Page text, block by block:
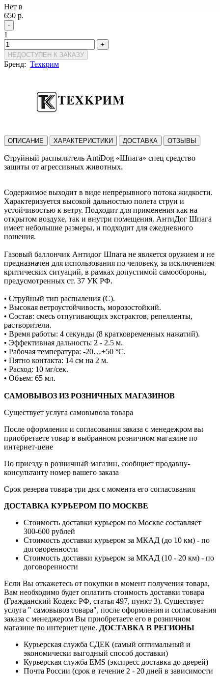
Нет в наличии
650 р.
-
1
+
НЕДОСТУПЕН К ЗАКАЗУ
Бренд: Техкрим
ОПИСАНИЕ ХАРАКТЕРИСТИКИ ДОСТАВКА ОТЗЫВЫ
Струйный распылитель AntiDog «Шпага» спец средство
защиты от агрессивных животных.
Содержимое выходит в виде непрерывного потока жидкости.
Характеризуется высокой дальностью полета струи и
устойчивостью к ветру. Подходит для применения как на
открытом воздухе, так и внутри помещения. АнтиДог Шпага
имеет небольшие размеры, и подходит для ежедневного
ношения.
Газовый баллончик Антидог Шпага не является оружием и не
предназначен для использования по человеку, за исключением
критических ситуаций, в рамках допустимой самообороны,
предусмотренных ст. 37 УК РФ.
• Струйный тип распыления (С).
• Высокая ветроустойчивость, морозостойкий.
• Состав: смесь отпугивающих экстрактов, репелленты,
растворители.
• Время работы: 4 секунды (8 кратковременных нажатий).
• Эффективная дальность: 2 - 2.5 м.
• Рабочая температура: -20…+50 °С.
• Пятно контакта: 14 см на 2 м.
• Расход: 10 мг/сек.
• Объем: 65 мл.
САМОВЫВОЗ ИЗ РОЗНИЧНЫХ МАГАЗИНОВ
Существует услуга самовывоза товара
После оформления и согласования заказа с менедежром вы
приобретаете товар в выбранном розничном магазине по
интернет-цене
По приезду в розничный магазин, сообщиет продавцу-
консультанту номер вашего заказа
Срок резерва товара три дня с момента его согласования
ДОСТАВКА КУРЬЕРОМ ПО МОСКВЕ
Стоимость доставки курьером по Москве составляет
300-600 рублей
Стоимость доставки курьером за МКАД (до 10 км) - по
договоренности
Стоимость доставки курьером за МКАД (10 - 20 км) - по
договоренности
Если Вы откажетесь от покупки в момент получения товара,
Вам необходимо будет оплатить стоимость доставки товара
(Гражданский Кодекс РФ, статья 497, пункт 3). Существует
услуга " самовывоз товара", после оформления и согласования
заказа с менеджером Вы приобретаете его в розничном
магазине по интернет цене. ДОСТАВКА В РЕГИОНЫ
Курьерская служба СДЕК (самый оптимальный и
экономически выгодный способ доставки)
Курьерская служба EMS (экспресс доставка до дверей)
Почта России (срок в течение 2 - 20 дней в зависимости